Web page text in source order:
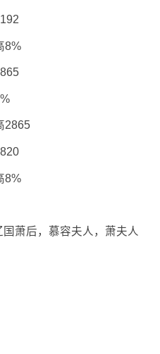
8%
2865
8%
萧后，慕容夫人，萧夫人